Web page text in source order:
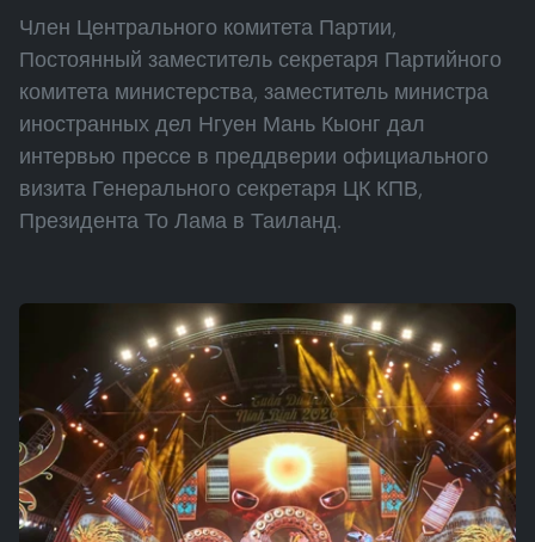
Член Центрального комитета Партии,
Постоянный заместитель секретаря Партийного
комитета министерства, заместитель министра
иностранных дел Нгуен Мань Кыонг дал
интервью прессе в преддверии официального
визита Генерального секретаря ЦК КПВ,
Президента То Лама в Таиланд.